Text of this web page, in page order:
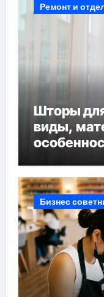
Ремонт и
Шторы
виды,
Бизнес